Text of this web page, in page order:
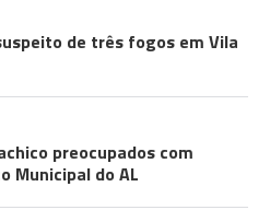
de três fogos em Vila
preocupados com
Municipal do AL